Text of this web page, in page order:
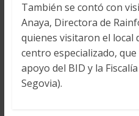
También se contó con
Anaya, Directora de
quienes visitaron el local
centro especializado,
apoyo del BID y la
Segovia).